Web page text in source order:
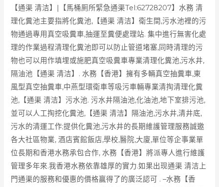
【通渠 清洁】|【馬桶厠所緊急通渠Tel:62728207】水務 清
理化糞池主要指將化糞池,【通渠 清洁】衛生間,污水池裡的污
物通過專用真空吸糞車,抽運至糞便處理站. 集中進行無害化處
理的作業過程清理化糞池即可以防止管道堵塞,同時清理的污
物也可以用作填埋或施肥真空吸糞車專業清理化糞池,污水井,
隔油池【通渠 清洁】. 水務【香港】擁有多輛真空抽糞車,東
風型真空抽糞車,中燕型環衛車等吸污車輛專業清掏清理化糞
池,【通渠 清洁】污水池. 污水井隔油池,化油池,地下室排污池,
並可以人工掏挖化糞池,【通渠 清洁】隔油池,污水井,清井底,
污水的清運工作;提供化糞池,污水井的長期維護管理服務誠邀
各大社區物業, 酒店賓館飯店,學校,醫院,大廈,單位等企事業單
位長期和香港水務承包合作, 水務【香港】將派專人進行維護
管理多年來.我香港水務依靠雄厚的實力.如果出现通渠 清洁上
門通渠的服務和優惠的價格贏得了的廣泛認可 . –水務【香